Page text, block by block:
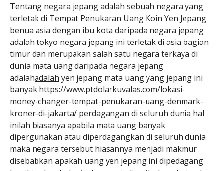
Tentang negara jepang adalah sebuah negara yang
terletak di Tempat Penukaran Uang Koin Yen Jepang
benua asia dengan ibu kota daripada negara jepang
adalah tokyo negara jepang ini terletak di asia bagian
timur dan merupakan salah satu negara terkaya di
dunia mata uang daripada negara jepang
adalahadalah yen jepang mata uang yang jepang ini
banyak https://www.ptdolarkuvalas.com/lokasi-
money-changer-tempat-penukaran-uang-denmark-
kroner-di-jakarta/ perdagangan di seluruh dunia hal
inilah biasanya apabila mata uang banyak
dipergunakan atau diperdagangkan di seluruh dunia
maka negara tersebut hiasannya menjadi makmur
disebabkan apakah uang yen jepang ini dipedagang